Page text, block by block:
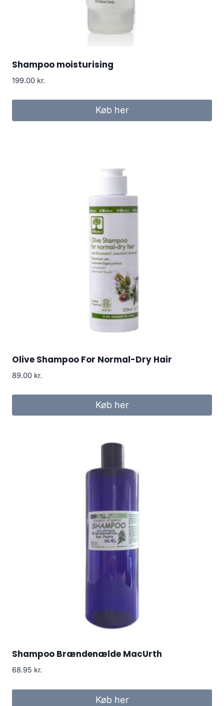
Shampoo moisturising
199.00 kr.
Køb her
Olive Shampoo For Normal-Dry Hair
89.00 kr.
Køb her
Shampoo Brændenælde MacUrth
68.95 kr.
Køb her